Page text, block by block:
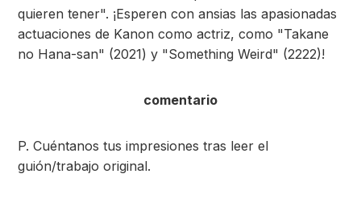
quieren tener". ¡Esperen con ansias las apasionadas
actuaciones de Kanon como actriz, como "Takane
no Hana-san" (2021) y "Something Weird" (2222)!
comentario
P. Cuéntanos tus impresiones tras leer el
guión/trabajo original.